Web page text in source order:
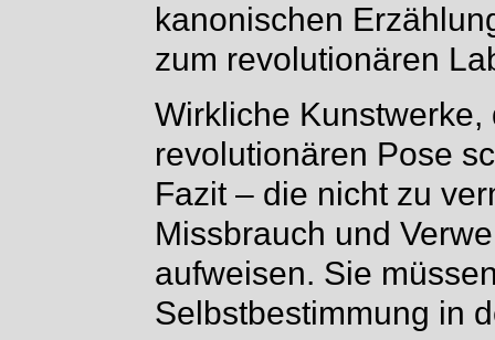
kanonischen
zum revolutionären
Wirkliche
revolutionären Pose
Fazit – die nicht zu
Missbrauch und
aufweisen. Sie
Selbstbestimmung in